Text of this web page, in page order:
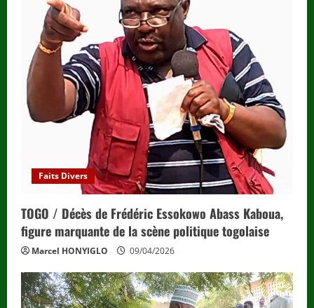
d
Faits Divers
TOGO / Décès de Frédéric Essokowo Abass Kaboua,
figure marquante de la scène politique togolaise
Marcel HONYIGLO 09/04/2026